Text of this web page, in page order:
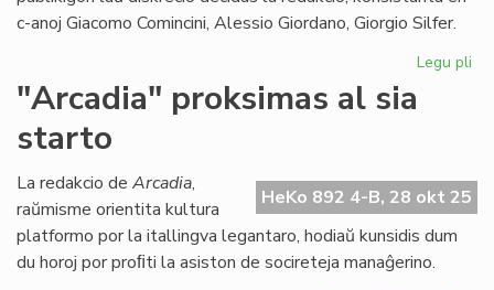
c-anoj Giacomo Comincini, Alessio Giordano, Giorgio Silfer.
Legu pli
pri
"Arcadia" proksimas al sia
starto
HeKo 892 4-B, 28 okt 25
La redakcio de Arcadia,
raŭmisme orientita kultura
platformo por la itallingva legantaro, hodiaŭ kunsidis dum
du horoj por proﬁti la asiston de socireteja manaĝerino.